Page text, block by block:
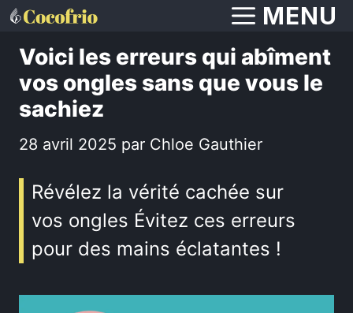
Aller
contenu
MENU
Voici les erreurs qui abîment
vos ongles sans que vous le
sachiez
28 avril 2025 par Chloe Gauthier
Révélez la vérité cachée sur
vos ongles Évitez ces erreurs
pour des mains éclatantes !